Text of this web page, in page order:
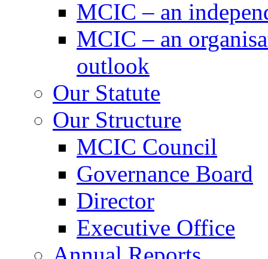
MCIC – an
MCIC – an
outlook
Our Statute
Our Structure
MCIC Council
Governance Board
Director
Executive Office